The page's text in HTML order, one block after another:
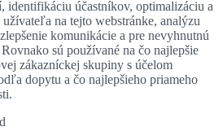
identifikáciu účastníkov, optimalizáciu a
na tejto webstránke, analýzu
komunikácie a pre nevyhnutnú
sú používané na čo najlepšie
zákazníckej skupiny s účelom
dopytu a čo najlepšieho priameho